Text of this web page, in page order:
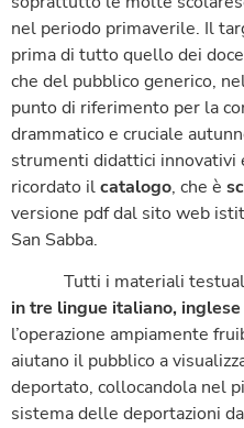
nel periodo primaverile. Il
prima di tutto quello dei
che del pubblico generico,
punto di riferimento per la
drammatico e cruciale
strumenti didattici innovativi
ricordato ilcatalogo, che è
versione pdf dal sito web
San Sabba.
Tutti i materiali testuali
in tre lingue italiano,
l’operazione ampiamente
aiutano il pubblico a
deportato, collocandola nel
sistema delle deportazioni